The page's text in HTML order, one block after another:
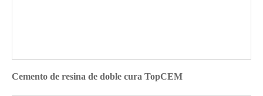
Cemento de resina de doble cura TopCEM